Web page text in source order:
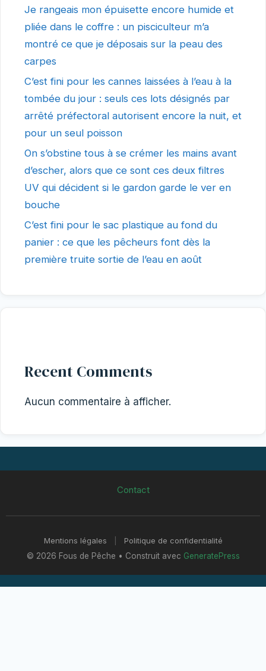
Je rangeais mon épuisette encore humide et
pliée dans le coffre : un pisciculteur m’a
montré ce que je déposais sur la peau des
carpes
C’est fini pour les cannes laissées à l’eau à la
tombée du jour : seuls ces lots désignés par
arrêté préfectoral autorisent encore la nuit, et
pour un seul poisson
On s’obstine tous à se crémer les mains avant
d’escher, alors que ce sont ces deux filtres
UV qui décident si le gardon garde le ver en
bouche
C’est fini pour le sac plastique au fond du
panier : ce que les pêcheurs font dès la
première truite sortie de l’eau en août
Recent Comments
Aucun commentaire à afficher.
Contact
Mentions légales
Politique de confidentialité
© 2026 Fous de Pêche • Construit avec GeneratePress